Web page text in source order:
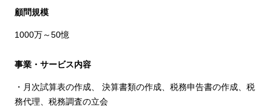
顧問規模
1000万～50憶
事業・サービス内容
・月次試算表の作成、 決算書類の作成、税務申告書の作成、税
務代理、税務調査の立会